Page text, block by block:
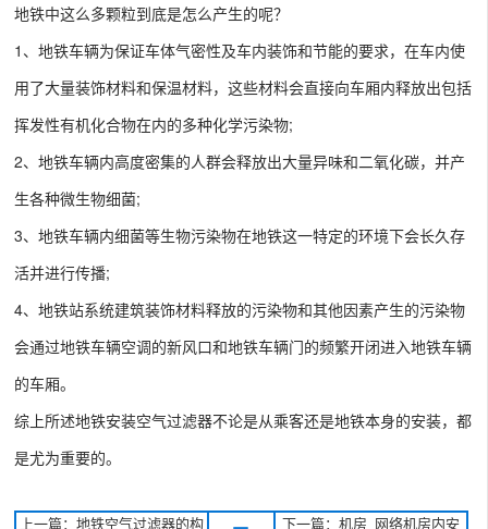
地铁中这么多颗粒到底是怎么产生的呢？
1、地铁车辆为保证车体气密性及车内装饰和节能的要求，在车内使
用了大量装饰材料和保温材料，这些材料会直接向车厢内释放出包括
挥发性有机化合物在内的多种化学污染物;
2、地铁车辆内高度密集的人群会释放出大量异味和二氧化碳，并产
生各种微生物细菌;
3、地铁车辆内细菌等生物污染物在地铁这一特定的环境下会长久存
活并进行传播;
4、地铁站系统建筑装饰材料释放的污染物和其他因素产生的污染物
会通过地铁车辆空调的新风口和地铁车辆门的频繁开闭进入地铁车辆
的车厢。
综上所述地铁安装空气过滤器不论是从乘客还是地铁本身的安装，都
是尤为重要的。
上一篇：地铁空气过滤器的构
下一篇：机房_网络机房内安